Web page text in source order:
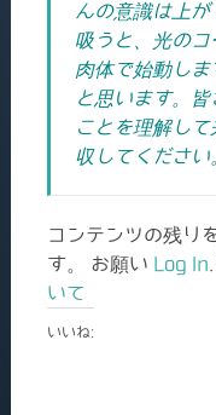
んの意識は上
吸うと、光のコ
肉体で始動し
と思います。
ことを理解し
収してください
コンテンツの残り
す。 お願い Log In
いて
いいね: